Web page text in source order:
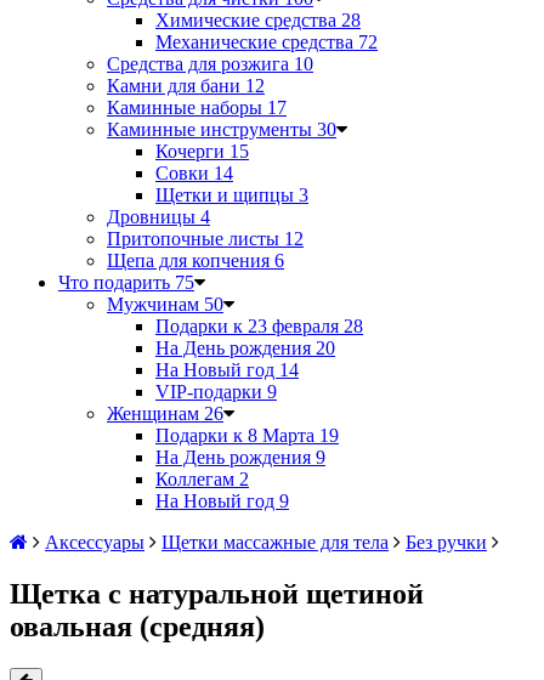
Химические средства 28
Механические средства 72
Средства для розжига 10
Камни для бани 12
Каминные наборы 17
Каминные инструменты 30
Кочерги 15
Совки 14
Щетки и щипцы 3
Дровницы 4
Притопочные листы 12
Щепа для копчения 6
Что подарить 75
Мужчинам 50
Подарки к 23 февраля 28
На День рождения 20
На Новый год 14
VIP-подарки 9
Женщинам 26
Подарки к 8 Марта 19
На День рождения 9
Коллегам 2
На Новый год 9
Аксессуары
Щетки массажные для тела Без ручки
Щетка с натуральной щетиной
овальная (средняя)